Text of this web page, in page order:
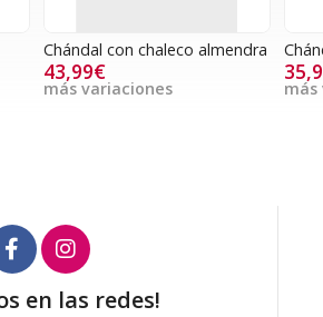
Chándal con chaleco almendra
43,99€
más variaciones más
en las redes!